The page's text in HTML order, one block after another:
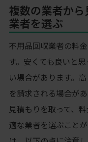
複数の業者か
業者を選ぶ
不用品回収業者の料
す。安くても良いと
い場合があります。
を請求される場合が
見積もりを取って、
適な業者を選ぶこと